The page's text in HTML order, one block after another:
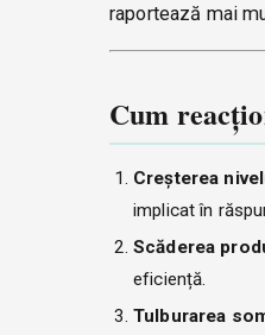
raportează mai
Cum
Creșterea
implicat în
Scăderea
eficiență.
Tulburarea